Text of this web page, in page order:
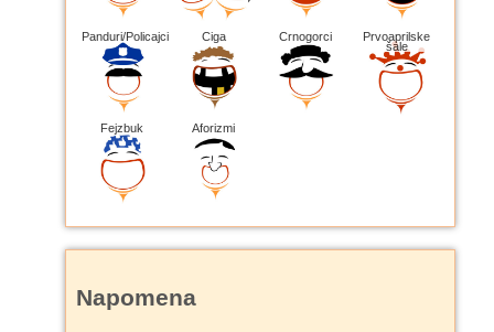
Panduri/Policajci Ciga Crnogorci Prvoaprilske
šale
Fejzbuk Aforizmi
Napomena